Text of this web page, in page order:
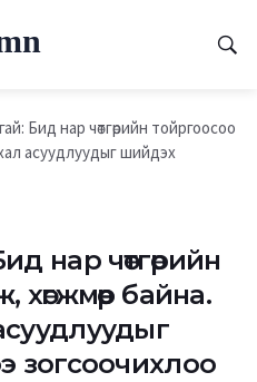
Бид нар чөтгөрийн тойргоосоо
асуудлуудыг шийдэх
нар чөтгөрийн
байна.
зогсоочихлоо